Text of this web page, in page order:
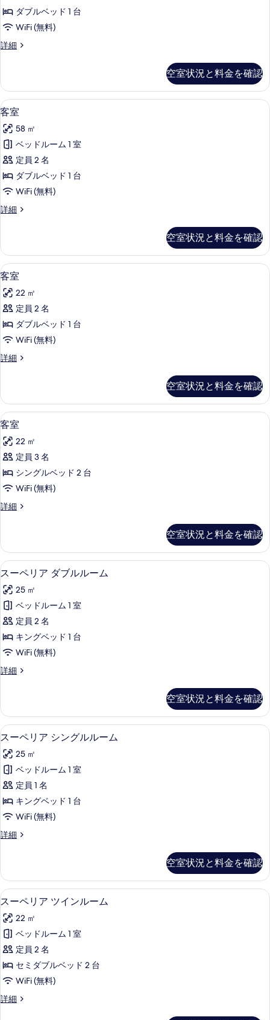
て
の
写
を
表
示
す
る
ダブルベッド 1 台
WiFi (無料)
詳細
客
細
空室状況と料金を確認
客
室
の
す
べ
て
の
写
を
表
示
す
る
低刺激性寝具、セーフティボックス
4
客室
58 ㎡
ベッドルーム 1 室
定員 2 名
ダブルベッド 1 台
WiFi (無料)
詳細
客
細
空室状況と料金を確認
客
室
の
す
べ
て
の
真
を
表
示
す
る
低刺激性寝具、セーフティボックス
4
客室
22 ㎡
定員 2 名
ダブルベッド 1 台
WiFi (無料)
詳細
客
細
空室状況と料金を確認
客
室
の
す
べ
て
の
真
を
表
示
す
る
低刺激性寝具、セーフティボックス
4
客室
22 ㎡
定員 3 名
シングルベッド 2 台
WiFi (無料)
詳細
客
細
空室状況と料金を確認
ス
ー
ペ
リ
ア
ダ
ブ
ル
ー
ム
の
す
べ
て
の
写
真
示
す
る
低刺激性寝具、セーフティボックス
5
スーペリア ダブルルーム
25 ㎡
ベッドルーム 1 室
定員 2 名
キングベッド 1 台
WiFi (無料)
詳細
ス
ア
ダ
ブ
ル
ー
の
詳
細
空室状況と料金を確認
ス
ー
ペ
リ
ア
シ
ン
グ
ル
ー
ム
の
す
べ
て
の
写
低刺激性寝具、セーフティボックス
3
スーペリア シングルルーム
25 ㎡
ベッドルーム 1 室
定員 1 名
キングベッド 1 台
WiFi (無料)
詳細
ス
ア
シ
ン
ル
ル
ム
の
詳
細
空室状況と料金を確認
ス
ー
ペ
リ
ア
ツ
イ
ン
低刺激性寝具、セーフティボックス
4
スーペリア ツインルーム
22 ㎡
ベッドルーム 1 室
定員 2 名
セミダブルベッド 2 台
WiFi (無料)
詳細
ス